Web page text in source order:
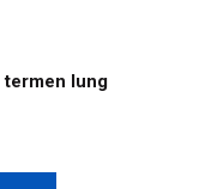
termen lung